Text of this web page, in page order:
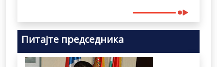
Питајте председника